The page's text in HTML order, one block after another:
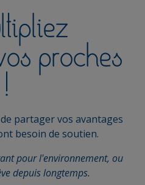
proches
partager vos avantages
besoin de soutien.
pour l'environnement, ou
depuis longtemps.